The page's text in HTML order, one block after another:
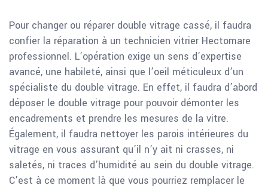
Pour changer ou réparer double vitrage cassé, il faudra
confier la réparation à un technicien vitrier Hectomare
professionnel. L’opération exige un sens d’expertise
avancé, une habileté, ainsi que l’oeil méticuleux d’un
spécialiste du double vitrage. En effet, il faudra d’abord
déposer le double vitrage pour pouvoir démonter les
encadrements et prendre les mesures de la vitre.
Également, il faudra nettoyer les parois intérieures du
vitrage en vous assurant qu’il n’y ait ni crasses, ni
saletés, ni traces d’humidité au sein du double vitrage.
C’est à ce moment là que vous pourriez remplacer le